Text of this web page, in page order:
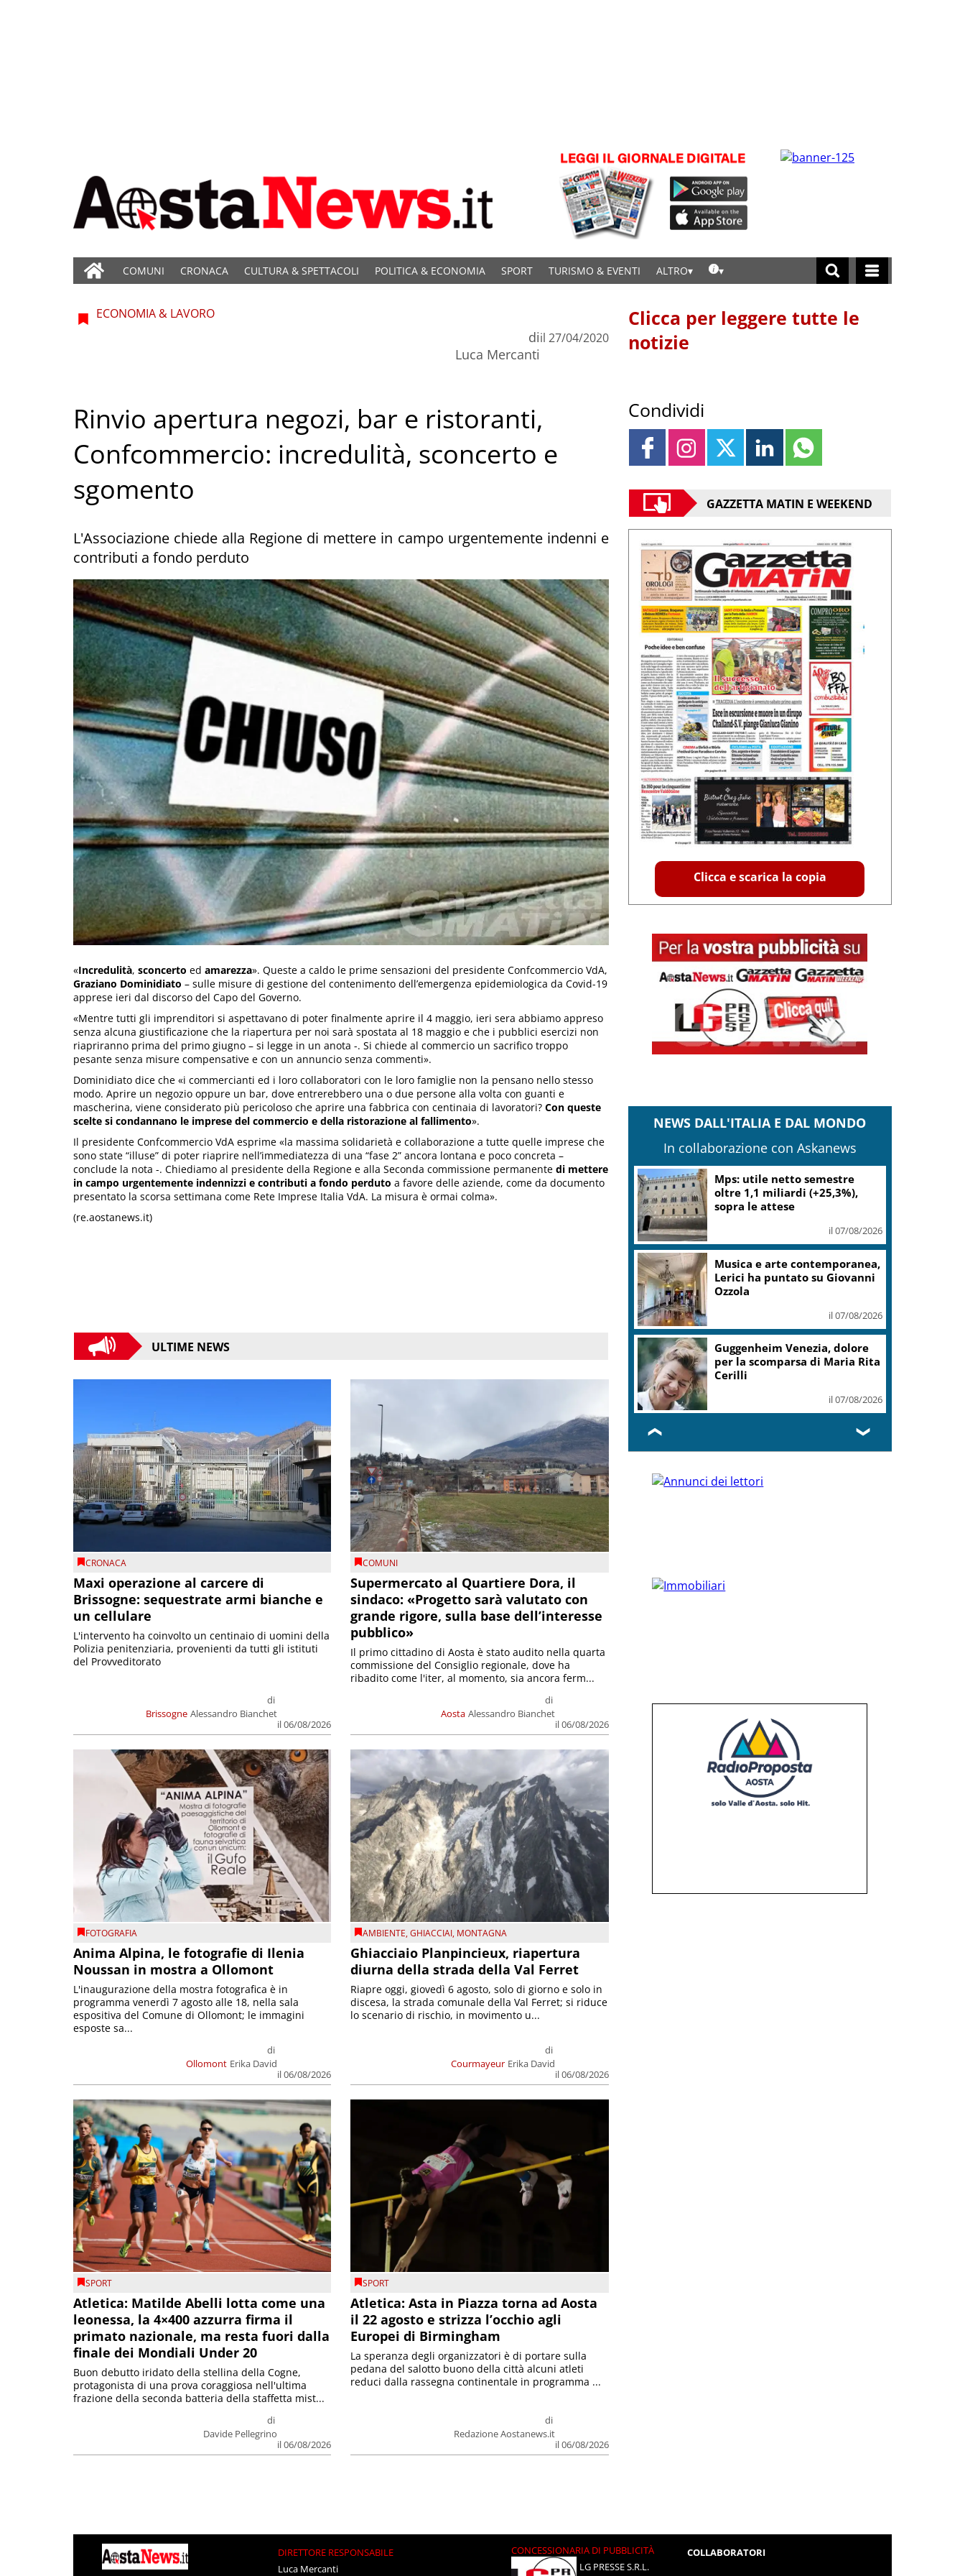
COMUNI CRONACA CULTURA & SPETTACOLI POLITICA & ECONOMIA SPORT TURISMO & EVENTI ALTRO
ECONOMIA & LAVORO
di
Luca Mercanti
il 27/04/2020
Rinvio apertura negozi, bar e ristoranti,
Confcommercio: incredulità, sconcerto e
sgomento
L'Associazione chiede alla Regione di mettere in campo urgentemente indenni e
contributi a fondo perduto
«Incredulità, sconcerto ed amarezza». Queste a caldo le prime sensazioni del presidente Confcommercio VdA,
Graziano Dominidiato – sulle misure di gestione del contenimento dell’emergenza epidemiologica da Covid-19
apprese ieri dal discorso del Capo del Governo.
«Mentre tutti gli imprenditori si aspettavano di poter finalmente aprire il 4 maggio, ieri sera abbiamo appreso
senza alcuna giustificazione che la riapertura per noi sarà spostata al 18 maggio e che i pubblici esercizi non
riapriranno prima del primo giugno – si legge in un anota -. Si chiede al commercio un sacrifico troppo
pesante senza misure compensative e con un annuncio senza commenti».
Dominidiato dice che «i commercianti ed i loro collaboratori con le loro famiglie non la pensano nello stesso
modo. Aprire un negozio oppure un bar, dove entrerebbero una o due persone alla volta con guanti e
mascherina, viene considerato più pericoloso che aprire una fabbrica con centinaia di lavoratori? Con queste
scelte si condannano le imprese del commercio e della ristorazione al fallimento».
Il presidente Confcommercio VdA esprime «la massima solidarietà e collaborazione a tutte quelle imprese che
sono state “illuse” di poter riaprire nell’immediatezza di una “fase 2” ancora lontana e poco concreta –
conclude la nota -. Chiediamo al presidente della Regione e alla Seconda commissione permanente di mettere
in campo urgentemente indennizzi e contributi a fondo perduto a favore delle aziende, come da documento
presentato la scorsa settimana come Rete Imprese Italia VdA. La misura è ormai colma».
(re.aostanews.it)
ULTIME NEWS
CRONACA
Maxi operazione al carcere di
Brissogne: sequestrate armi bianche e
un cellulare
Brissogne
di
Alessandro Bianchet
il 06/08/2026
L'intervento ha coinvolto un centinaio di uomini della
Polizia penitenziaria, provenienti da tutti gli istituti
del Provveditorato
COMUNI
Supermercato al Quartiere Dora, il
sindaco: «Progetto sarà valutato con
grande rigore, sulla base dell’interesse
pubblico»
Aosta
di
Alessandro Bianchet
il 06/08/2026
Il primo cittadino di Aosta è stato audito nella quarta
commissione del Consiglio regionale, dove ha
ribadito come l'iter, al momento, sia ancora ferm...
FOTOGRAFIA
Anima Alpina, le fotografie di Ilenia
Noussan in mostra a Ollomont
Ollomont
di
Erika David
il 06/08/2026
L'inaugurazione della mostra fotografica è in
programma venerdì 7 agosto alle 18, nella sala
espositiva del Comune di Ollomont; le immagini
esposte sa...
AMBIENTE,GHIACCIAI, MONTAGNA
Ghiacciaio Planpincieux, riapertura
diurna della strada della Val Ferret
Courmayeur
di
Erika David
il 06/08/2026
Riapre oggi, giovedì 6 agosto, solo di giorno e solo in
discesa, la strada comunale della Val Ferret; si riduce
lo scenario di rischio, in movimento u...
SPORT
Atletica: Matilde Abelli lotta come una
leonessa, la 4×400 azzurra firma il
primato nazionale, ma resta fuori dalla
finale dei Mondiali Under 20
di
Davide Pellegrino
il 06/08/2026
Buon debutto iridato della stellina della Cogne,
protagonista di una prova coraggiosa nell'ultima
frazione della seconda batteria della staffetta mist...
SPORT
Atletica: Asta in Piazza torna ad Aosta
il 22 agosto e strizza l’occhio agli
Europei di Birmingham
di
Redazione Aostanews.it
il 06/08/2026
La speranza degli organizzatori è di portare sulla
pedana del salotto buono della città alcuni atleti
reduci dalla rassegna continentale in programma ...
Clicca per leggere tutte le
notizie
Condividi
GAZZETTA MATIN E WEEKEND
Clicca e scarica la copia
NEWS DALL'ITALIA E DAL MONDO
In collaborazione con Askanews
Mps: utile netto semestre
oltre 1,1 miliardi (+25,3%),
sopra le attese
il 07/08/2026
Musica e arte contemporanea,
Lerici ha puntato su Giovanni
Ozzola
il 07/08/2026
Guggenheim Venezia, dolore
per la scomparsa di Maria Rita
Cerilli
il 07/08/2026
❮ ❯
DIRETTORE RESPONSABILE
Luca Mercanti
CONCESSIONARIA DI PUBBLICITÀ
LG PRESSE S.R.L.
COLLABORATORI